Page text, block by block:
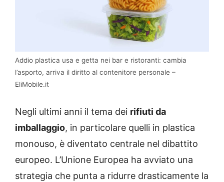
Addio plastica usa e getta nei bar e ristoranti: cambia
l’asporto, arriva il diritto al contenitore personale –
EliMobile.it
Negli ultimi anni il tema dei rifiuti da
imballaggio, in particolare quelli in plastica
monouso, è diventato centrale nel dibattito
europeo. L’Unione Europea ha avviato una
strategia che punta a ridurre drasticamente la